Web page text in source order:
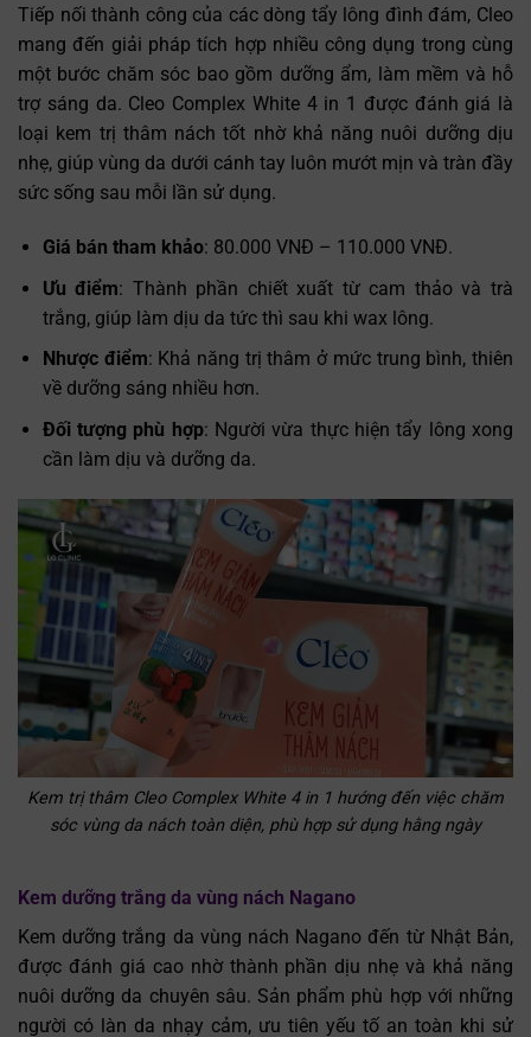
Tiếp nối thành công của các dòng tẩy lông đình đám, Cleo
mang đến giải pháp tích hợp nhiều công dụng trong cùng
một bước chăm sóc bao gồm dưỡng ẩm, làm mềm và hỗ
trợ sáng da. Cleo Complex White 4 in 1 được đánh giá là
loại kem trị thâm nách tốt nhờ khả năng nuôi dưỡng dịu
nhẹ, giúp vùng da dưới cánh tay luôn mướt mịn và tràn đầy
sức sống sau mỗi lần sử dụng.
Giá bán tham khảo: 80.000 VNĐ – 110.000 VNĐ.
Ưu điểm: Thành phần chiết xuất từ cam thảo và trà
trắng, giúp làm dịu da tức thì sau khi wax lông.
Nhược điểm: Khả năng trị thâm ở mức trung bình, thiên
về dưỡng sáng nhiều hơn.
Đối tượng phù hợp: Người vừa thực hiện tẩy lông xong
cần làm dịu và dưỡng da.
Kem trị thâm Cleo Complex White 4 in 1 hướng đến việc chăm
sóc vùng da nách toàn diện, phù hợp sử dụng hằng ngày
Kem dưỡng trắng da vùng nách Nagano
Kem dưỡng trắng da vùng nách Nagano đến từ Nhật Bản,
được đánh giá cao nhờ thành phần dịu nhẹ và khả năng
nuôi dưỡng da chuyên sâu. Sản phẩm phù hợp với những
người có làn da nhạy cảm, ưu tiên yếu tố an toàn khi sử